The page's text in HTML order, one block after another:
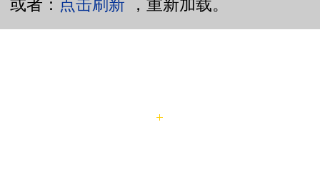
或者： 点击刷新 ，重新加载。